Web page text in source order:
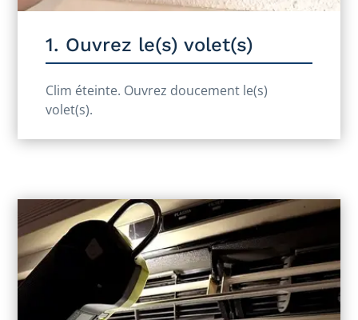
1. Ouvrez le(s) volet(s)
Clim éteinte. Ouvrez doucement le(s)
volet(s).